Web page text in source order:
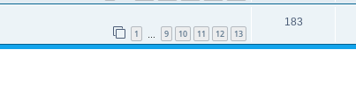
1 9 10 11 12 13
183